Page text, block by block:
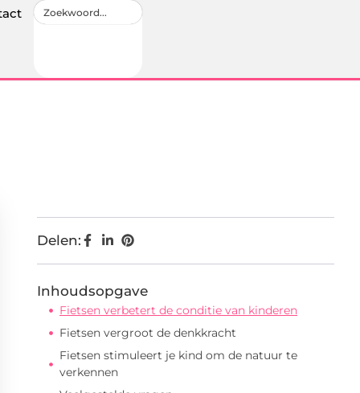
Delen:
Inhoudsopgave
Fietsen verbetert de conditie van kinderen
Fietsen vergroot de denkkracht
Fietsen stimuleert je kind om de natuur te
verkennen